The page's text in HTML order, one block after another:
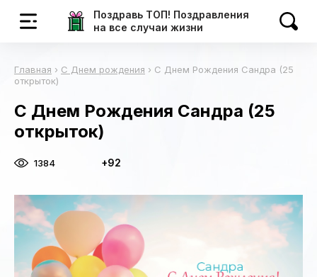
Поздравь ТОП! Поздравления
на все случаи жизни
Главная › С Днем рождения › С Днем Рождения Сандра (25
открыток)
С Днем Рождения Сандра (25
открыток)
1384 +92